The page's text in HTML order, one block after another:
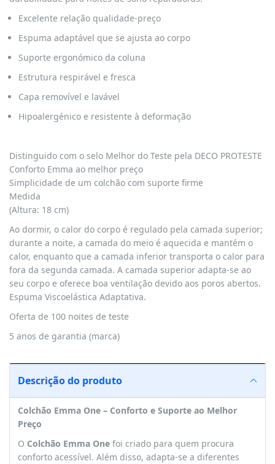
Excelente relação qualidade-preço
Espuma adaptável que se ajusta ao corpo
Suporte ergonómico da coluna
Estrutura respirável e fresca
Capa removível e lavável
Hipoalergénico e resistente à deformação
Distinguido com o selo Melhor do Teste pela DECO PROTESTE
Conforto Emma ao melhor preço
Simplicidade de um colchão com suporte firme
Medida
(Altura: 18 cm)
Ao dormir, o calor do corpo é regulado pela camada superior;
durante a noite, a camada do meio é aquecida e mantém o
calor, enquanto que a camada inferior transporta o calor para
fora da segunda camada. A camada superior adapta-se ao
seu corpo e oferece boa ventilação devido aos poros abertos.
Espuma Viscoelástica Adaptativa.
Oferta de 100 noites de teste
5 anos de garantia (marca)
Descrição do produto
Colchão Emma One – Conforto e Suporte ao Melhor
Preço
O Colchão Emma Onefoi criado para quem procura
conforto acessível. Além disso, adapta-se a diferentes